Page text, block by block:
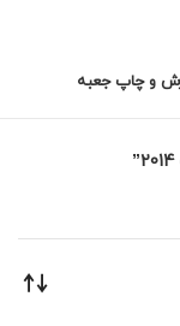
و چاپ جعبه